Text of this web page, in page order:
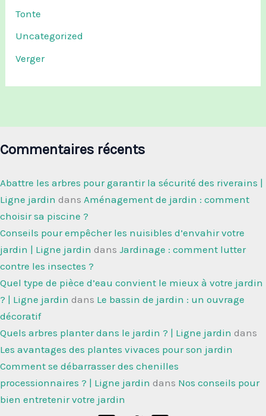
Tonte
Uncategorized
Verger
Commentaires récents
Abattre les arbres pour garantir la sécurité des riverains |
Ligne jardin dans Aménagement de jardin : comment
choisir sa piscine ?
Conseils pour empêcher les nuisibles d’envahir votre
jardin | Ligne jardin dans Jardinage : comment lutter
contre les insectes ?
Quel type de pièce d’eau convient le mieux à votre jardin
? | Ligne jardin dans Le bassin de jardin : un ouvrage
décoratif
Quels arbres planter dans le jardin ? | Ligne jardin dans
Les avantages des plantes vivaces pour son jardin
Comment se débarrasser des chenilles
processionnaires ? | Ligne jardin dans Nos conseils pour
bien entretenir votre jardin